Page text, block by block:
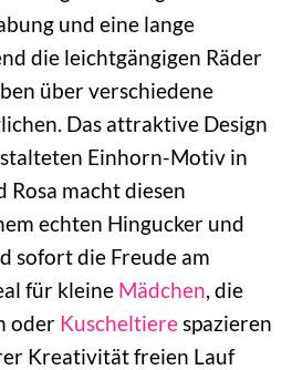
und eine lange
die leichtgängigen Räder
über verschiedene
Das attraktive Design
Einhorn-Motiv in
Rosa macht diesen
echten Hingucker und
sofort die Freude am
für kleine Mädchen , die
oder Kuscheltiere spazieren
Kreativität freien Lauf